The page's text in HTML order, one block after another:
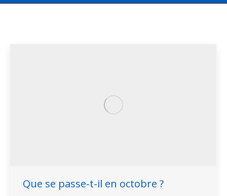
Que se passe-t-il en octobre ?